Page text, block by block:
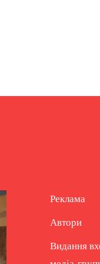
Реклама
Автори
Видання